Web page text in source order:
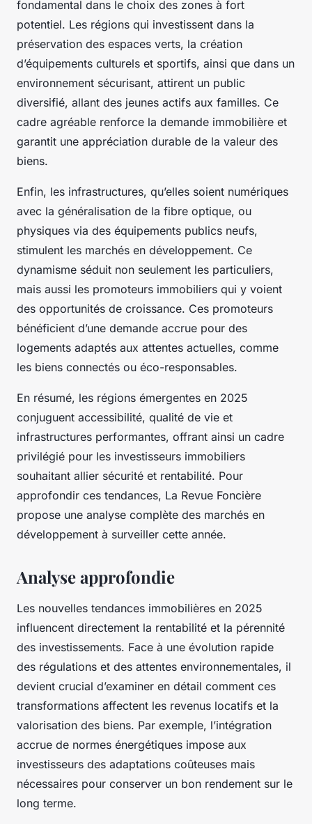
fondamental dans le choix des zones à fort
potentiel. Les régions qui investissent dans la
préservation des espaces verts, la création
d’équipements culturels et sportifs, ainsi que dans un
environnement sécurisant, attirent un public
diversifié, allant des jeunes actifs aux familles. Ce
cadre agréable renforce la demande immobilière et
garantit une appréciation durable de la valeur des
biens.
Enfin, les infrastructures, qu’elles soient numériques
avec la généralisation de la fibre optique, ou
physiques via des équipements publics neufs,
stimulent les marchés en développement. Ce
dynamisme séduit non seulement les particuliers,
mais aussi les promoteurs immobiliers qui y voient
des opportunités de croissance. Ces promoteurs
bénéficient d’une demande accrue pour des
logements adaptés aux attentes actuelles, comme
les biens connectés ou éco-responsables.
En résumé, les régions émergentes en 2025
conjuguent accessibilité, qualité de vie et
infrastructures performantes, offrant ainsi un cadre
privilégié pour les investisseurs immobiliers
souhaitant allier sécurité et rentabilité. Pour
approfondir ces tendances, La Revue Foncière
propose une analyse complète des marchés en
développement à surveiller cette année.
Analyse approfondie
Les nouvelles tendances immobilières en 2025
influencent directement la rentabilité et la pérennité
des investissements. Face à une évolution rapide
des régulations et des attentes environnementales, il
devient crucial d’examiner en détail comment ces
transformations affectent les revenus locatifs et la
valorisation des biens. Par exemple, l’intégration
accrue de normes énergétiques impose aux
investisseurs des adaptations coûteuses mais
nécessaires pour conserver un bon rendement sur le
long terme.